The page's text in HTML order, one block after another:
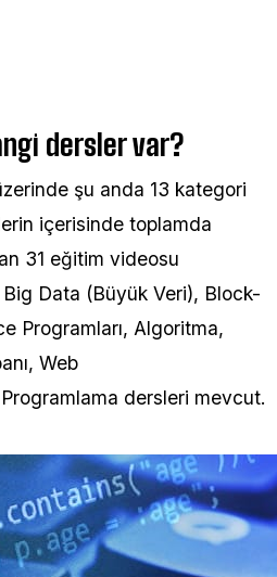
dersler var?
şu anda 13 kategori
içerisinde toplamda
31 eğitim videosu
Data (Büyük Veri), Block-
Programları, Algoritma,
Web
Programlama dersleri mevcut.